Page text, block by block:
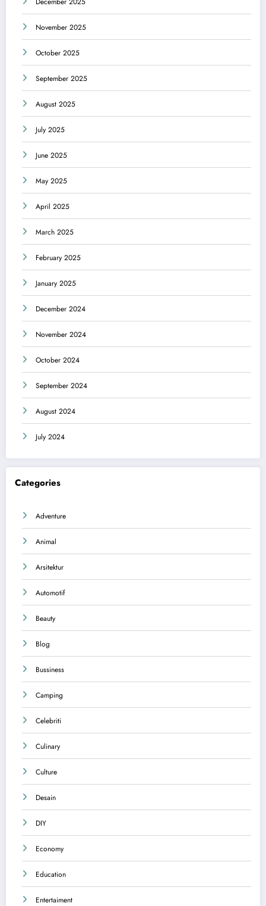
November 2025
October 2025
September 2025
August 2025
July 2025
June 2025
May 2025
April 2025
March 2025
February 2025
January 2025
December 2024
November 2024
October 2024
September 2024
August 2024
July 2024
Categories
Adventure
Animal
Arsitektur
Automotif
Beauty
Blog
Bussiness
Camping
Celebriti
Culinary
Culture
Desain
DIY
Economy
Education
Entertaiment